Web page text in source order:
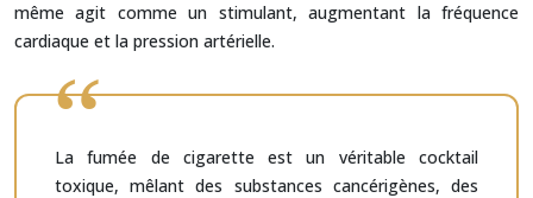
même agit comme un stimulant, augmentant la fréquence
cardiaque et la pression artérielle.
La fumée de cigarette est un véritable cocktail
toxique, mêlant des substances cancérigènes, des